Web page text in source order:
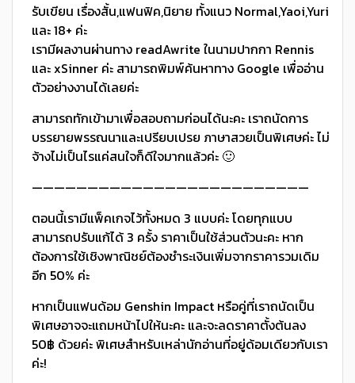
รับเขียน เรื่องสั้น,แฟนฟิค,นิยาย ทั้งแนว Normal,Yaoi,Yuri
และ 18+ ค่ะ
เรามีผลงานผ่านทาง readAwrite ในนามปากกา Rennis
และ xSinner ค่ะ สามารถพิมพ์ค้นหาทาง Google เพื่ออ่าน
ตัวอย่างงานได้เลยค่ะ
สามารถทักเข้ามาเพื่อสอบถามก่อนได้นะคะ เราถนัดการ
บรรยายพรรณนาและเปรียบเปรย ภาษาสวยเป็นพิเศษค่ะ ไม่
จ้างไม่เป็นไรแค่สนใจก็ดีใจมากแล้วค่ะ 🙂
—————————————————————————
ตอนนี้เรามีแพ็คเกจไว้ทั้งหมด 3 แบบค่ะ โดยทุกแบบ
สามารถปรับแก้ได้ 3 ครั้ง ราคาเป็นใช้ส่วนตัวนะคะ หาก
ต้องการใช้เชิงพาณิชย์ต้องชำระเงินเพิ่มจากราคารวมเดิม
อีก 50% ค่ะ
หากเป็นแฟนด้อม Genshin Impact หรือคู่ที่เราถนัดเป็น
พิเศษอาจจะแถมหน้าไปให้นะคะ และจะลดราคาตั้งต้นลง
50฿ ด้วยค่ะ พิเศษสำหรับเหล่านักอ่านที่อยู่ด้อมเดียวกับเรา
ค่ะ!